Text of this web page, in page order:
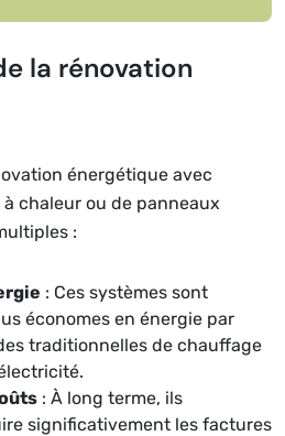
la rénovation
énergétique avec
chaleur ou de panneaux
:
: Ces systèmes sont
économes en énergie par
traditionnelles de chauffage
: À long terme, ils
significativement les factures